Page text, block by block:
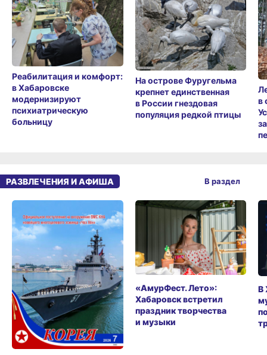
Реабилитация и комфорт:
в Хабаровске
модернизируют
психиатрическую
больницу
На острове Фуругельма
крепнет единственная
в России гнездовая
популяция редкой птицы
в
РАЗВЛЕЧЕНИЯ И АФИША
«АмурФест. Лето»:
Хабаровск встретил
праздник творчества
и музыки
В
В раздел